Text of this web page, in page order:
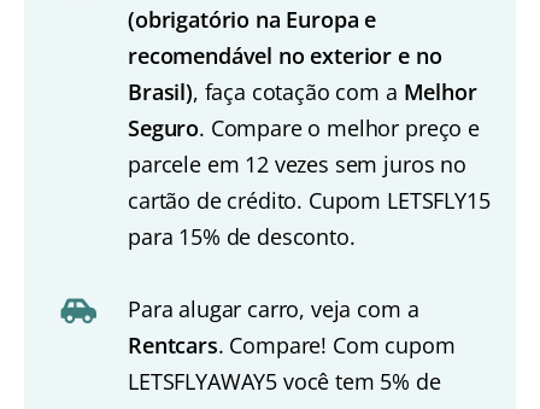
(obrigatório na Europa e
recomendável no exterior e no
Brasil), faça cotação com a Melhor
Seguro. Compare o melhor preço e
parcele em 12 vezes sem juros no
cartão de crédito. Cupom LETSFLY15
para 15% de desconto.
Para alugar carro, veja com a
Rentcars. Compare! Com cupom
LETSFLYAWAY5 você tem 5% de